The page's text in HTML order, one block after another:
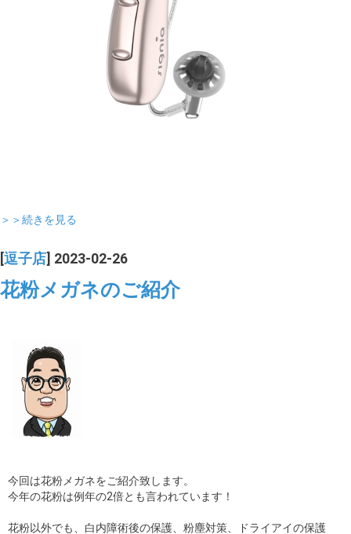
＞＞続きを見る
逗子店 ] 2023-02-26
花粉メガネのご紹介
今回は花粉メガネをご紹介致します。
今年の花粉は例年の2倍とも言われています！
花粉以外でも、白内障術後の保護、粉塵対策、ドライアイの保護